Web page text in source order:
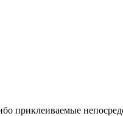
приклеиваемые